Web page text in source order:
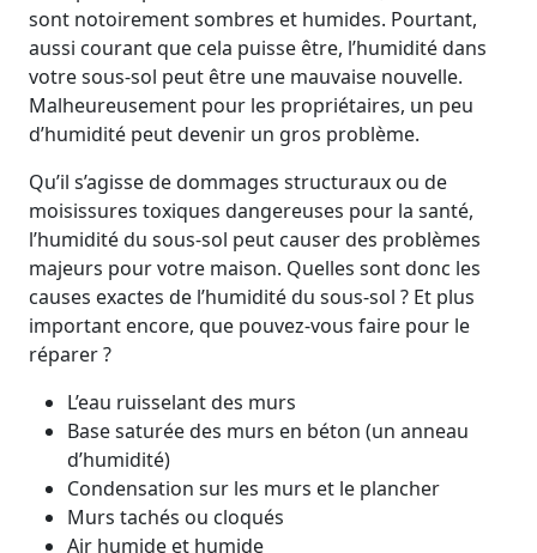
sont notoirement sombres et humides. Pourtant,
aussi courant que cela puisse être, l’humidité dans
votre sous-sol peut être une mauvaise nouvelle.
Malheureusement pour les propriétaires, un peu
d’humidité peut devenir un gros problème.
Qu’il s’agisse de dommages structuraux ou de
moisissures toxiques dangereuses pour la santé,
l’humidité du sous-sol peut causer des problèmes
majeurs pour votre maison. Quelles sont donc les
causes exactes de l’humidité du sous-sol ? Et plus
important encore, que pouvez-vous faire pour le
réparer ?
L’eau ruisselant des murs
Base saturée des murs en béton (un anneau
d’humidité)
Condensation sur les murs et le plancher
Murs tachés ou cloqués
Air humide et humide